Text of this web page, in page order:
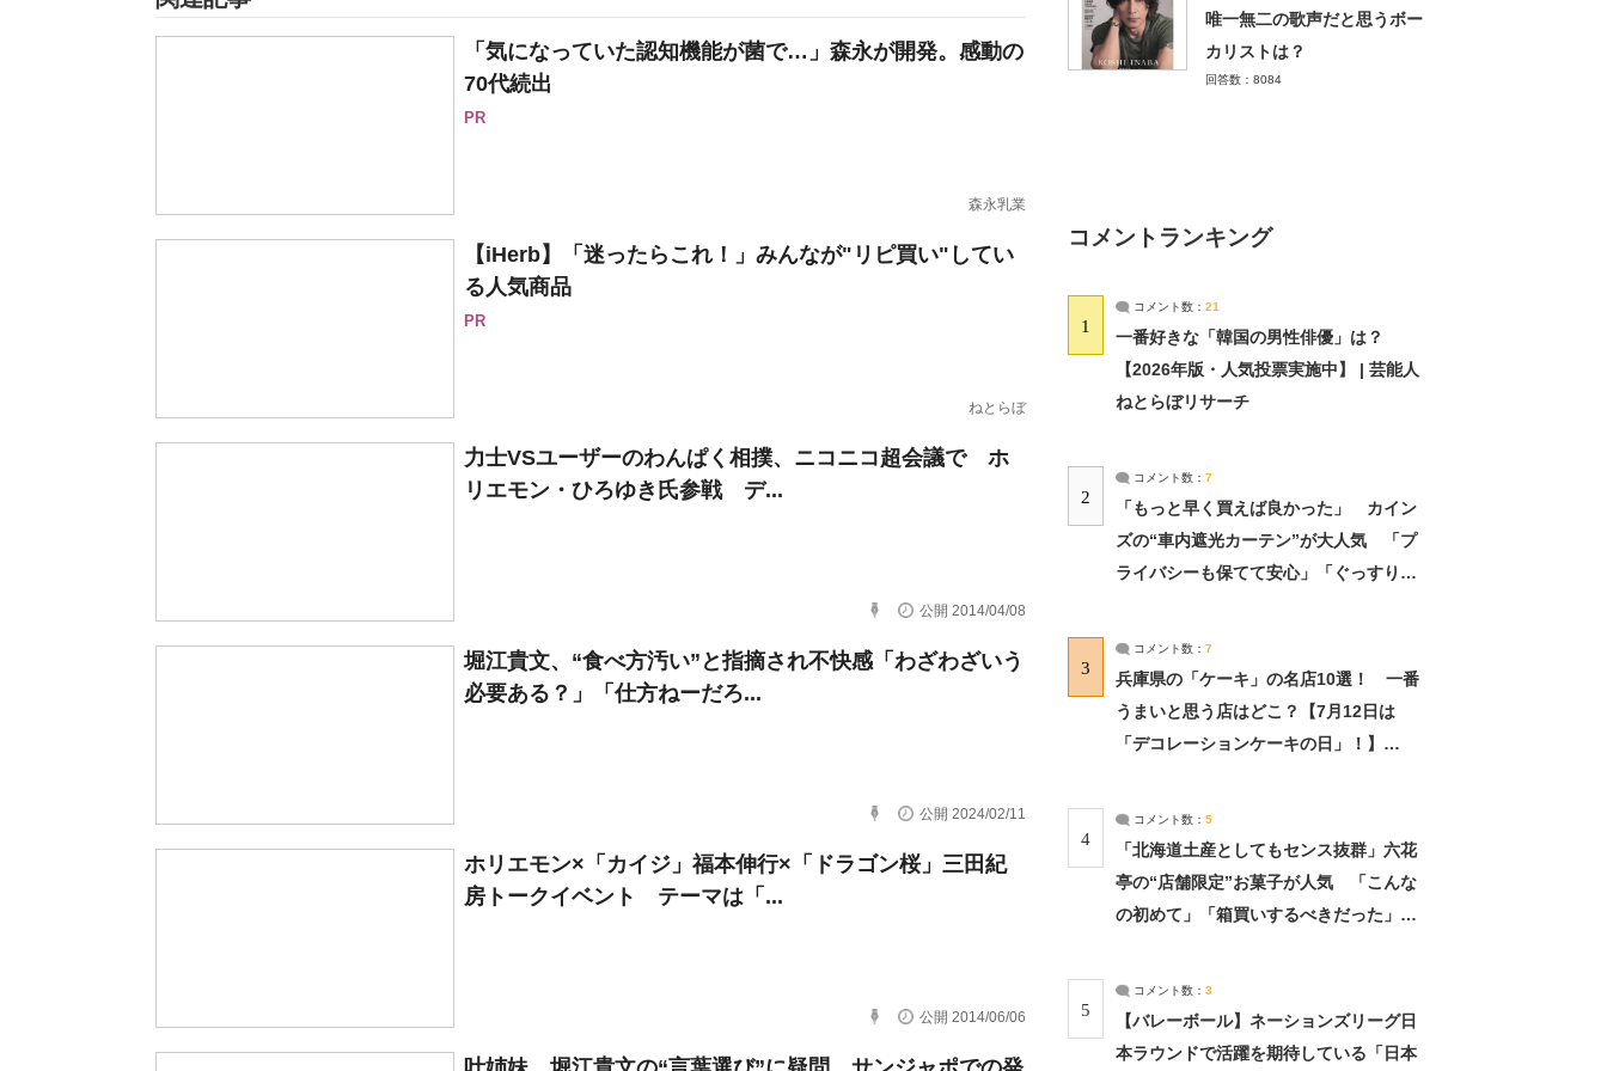
「気になっていた認知機能が菌で…」森永が開発。感動の
70代続出
PR
森永乳業
【iHerb】「迷ったらこれ！」みんなが"リピ買い"してい
る人気商品
PR
ねとらぼ
力士VSユーザーのわんぱく相撲、ニコニコ超会議で ホ
リエモン・ひろゆき氏参戦 デ...
公開 2014/04/08
堀江貴文、“食べ方汚い”と指摘され不快感「わざわざいう
必要ある？」「仕方ねーだろ...
公開 2024/02/11
ホリエモン×「カイジ」福本伸行×「ドラゴン桜」三田紀
房トークイベント テーマは「...
公開 2014/06/06
唯一無二の歌声だと思うボー
カリストは？
回答数：8084
コメントランキング
1
コメント数： 21
一番好きな「韓国の男性俳優」は？
【2026年版・人気投票実施中】 | 芸能人
ねとらぼリサーチ
2
コメント数： 7
「もっと早く買えば良かった」 カイン
ズの“車内遮光カーテン”が大人気 「プ
ライバシーも保てて安心」「ぐっすり眠
3
コメント数： 7
兵庫県の「ケーキ」の名店10選！ 一番
うまいと思う店はどこ？【7月12日は
「デコレーションケーキの日」！】
4
コメント数： 5
「北海道土産としてもセンス抜群」六花
亭の“店舗限定”お菓子が人気 「こんな
の初めて」「箱買いするべきだった」
5
コメント数： 3
【バレーボール】ネーションズリーグ日
本ラウンドで活躍を期待している「日本